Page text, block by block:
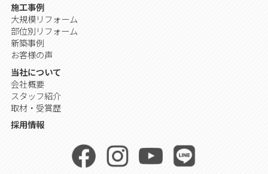
施工事例
大規模リフォーム
部位別リフォーム
新築事例
お客様の声
当社について
会社概要
スタッフ紹介
取材・受賞歴
採用情報